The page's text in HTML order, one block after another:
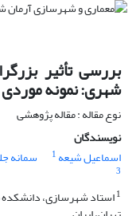
بررسی تأثیر
شهری: نمونه
نوع مقاله : مقاله پژوهشی
نویسندگان
اسماعیل شیعه 1 سمانه
3
1استاد شهرسازی، دانشکده